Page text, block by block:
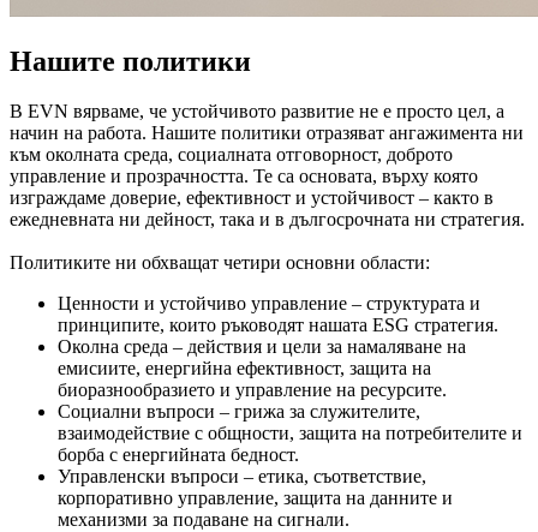
Нашите политики
В EVN вярваме, че устойчивото развитие не е просто цел, а
начин на работа. Нашите политики отразяват ангажимента ни
към околната среда, социалната отговорност, доброто
управление и прозрачността. Те са основата, върху която
изграждаме доверие, ефективност и устойчивост – както в
ежедневната ни дейност, така и в дългосрочната ни стратегия.
Политиките ни обхващат четири основни области:
Ценности и устойчиво управление – структурата и
принципите, които ръководят нашата ESG стратегия.
Околна среда – действия и цели за намаляване на
емисиите, енергийна ефективност, защита на
биоразнообразието и управление на ресурсите.
Социални въпроси – грижа за служителите,
взаимодействие с общности, защита на потребителите и
борба с енергийната бедност.
Управленски въпроси – етика, съответствие,
корпоративно управление, защита на данните и
механизми за подаване на сигнали.